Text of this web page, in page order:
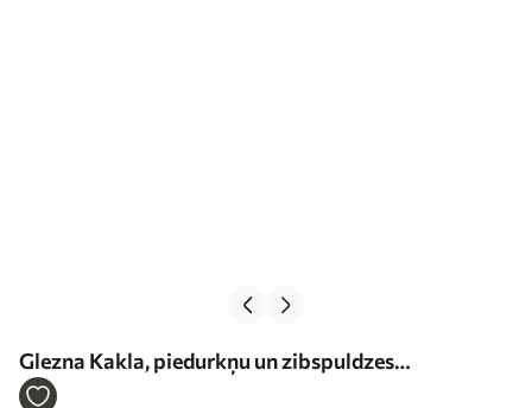
Glezna Kakla, piedurkņu un zibspuldzes
fotografēšana Nr s33208